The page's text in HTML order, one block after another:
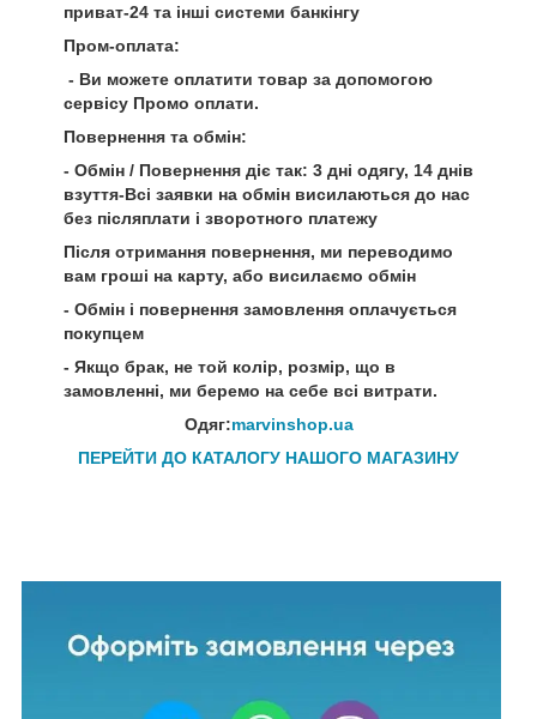
приват-24 та інші системи банкінгу
Пром-оплата:
- Ви можете оплатити товар за допомогою
сервісу Промо оплати.
Повернення та обмін:
- Обмін / Повернення діє так: 3 дні одягу, 14 днів
взуття-Всі заявки на обмін висилаються до нас
без післяплати і зворотного платежу
Після отримання повернення, ми переводимо
вам гроші на карту, або висилаємо обмін
- Обмін і повернення замовлення оплачується
покупцем
- Якщо брак, не той колір, розмір, що в
замовленні, ми беремо на себе всі витрати.
Одяг:marvinshop.ua
ПЕРЕЙТИ ДО КАТАЛОГУ НАШОГО МАГАЗИНУ